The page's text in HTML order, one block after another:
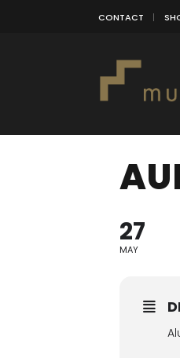
CONTACT
27
MAY